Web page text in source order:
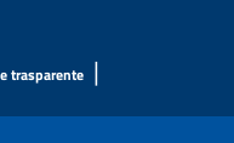
trasparente |